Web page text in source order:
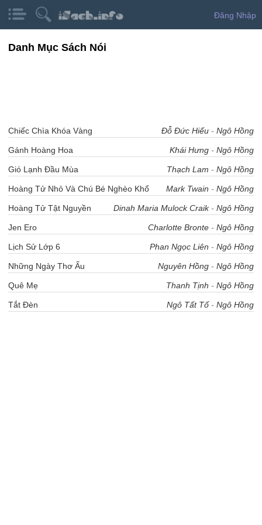
Đăng Nhập
Danh Mục Sách Nói
Chiếc Chìa Khóa Vàng Đỗ Đức Hiếu - Ngô Hồng
Gánh Hoàng Hoa Khái Hưng - Ngô Hồng
Gió Lạnh Đầu Mùa Thạch Lam - Ngô Hồng
Hoàng Tử Nhỏ Và Chú Bé Nghèo Khổ Mark Twain - Ngô Hồng
Hoàng Tử Tật Nguyền Dinah Maria Mulock Craik- Ngô Hồng
Jen Ero Charlotte Bronte - Ngô Hồng
Lịch Sử Lớp 6 Phan Ngọc Liên - Ngô Hồng
Những Ngày Thơ Ấu Nguyên Hồng - Ngô Hồng
Quê Mẹ Thanh Tịnh - Ngô Hồng
Tắt Đèn Ngô Tất Tố- Ngô Hồng